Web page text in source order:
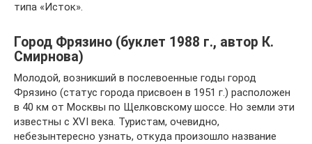
типа «Исток».
Город Фрязино (буклет 1988 г., автор К.
Смирнова)
Молодой, возникший в послевоенные годы город
Фрязино (статус города присвоен в 1951 г.) расположен
в 40 км от Москвы по Щелковскому шоссе. Но земли эти
известны с XVI века. Туристам, очевидно,
небезынтересно узнать, откуда произошло название